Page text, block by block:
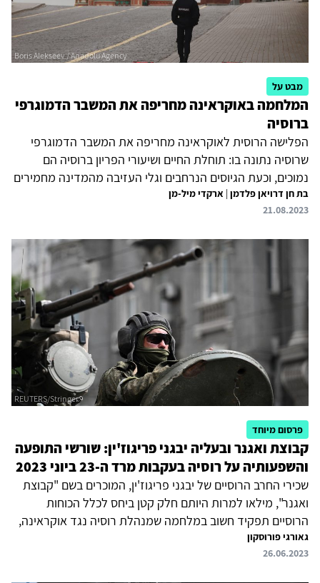
מבט על
המלחמה באוקראינה מחריפה את המשבר הדמוגרפי
ברוסיה
הפלישה הרוסית לאוקראינה מחריפה את המשבר הדמוגרפי
שרוסיה נתונה בו: תוחלת החיים ושיעורי הפריון ברוסיה הם
נמוכים, וכעת הגיוסים הנרחבים וגלי העזיבה מהמדינה מחמירים
את המצב. האוכלוסייה מצטמצמת, וגם הרכבה משתנה: גברים
צעירים ומשכילים עוזבים, ומנגד מגיעים מאוקראינה פליטים,
להתמודד עם המשבר הדמוגרפי במהלך כהונותיו של פוטין, אך
נחלה הצלחה מועטה בלבד. וכעת, המדינה שקועה במלחמה
באוקראינה וספק אם יהיה ביכולתה להפוך את המגמות
השליליות ולהתגבר על המשבר.
בת חן דרויאן פלדמן | ארקדי מיל-מן
21.08.2023
פרסום מיוחד
קבוצת ואגנר ובעליה יבגני פריגוז'ין: שורשי התופעה
והשפעותיה על רוסיה בעקבות מרד ה-23 ביוני 2023
שכירי החרב הרוסיים של יבגני פריגוז'ין, המוכרים בשם "קבוצת
ואגנר", מילאו למרות היותם חלק קטן ביחס לכלל הכוחות
הרוסיים תפקיד חשוב במלחמה שמנהלת רוסיה נגד אוקראינה,
לא רק הודות למיומנויות הצבאיות שלהם, אלא גם בשל היכולות
הפוליטיות והתקשורתיות של פריגוז'ין. הם השפיעו על שדה
גאורגי פורוסקון
26.06.2023